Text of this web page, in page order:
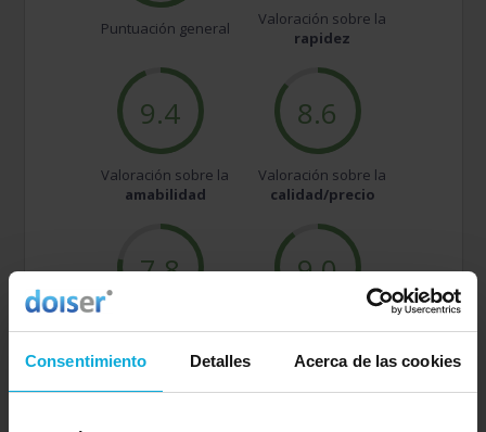
Consentimiento Detalles Acerca de las cookies
Puntuación general
Valoración sobre la
rapidez
9.4
Valoración sobre la
amabilidad
8.6
Valoración sobre la
calidad/precio
7.8
Valoración sobre la
9.0
Valoración sobre el
servicio